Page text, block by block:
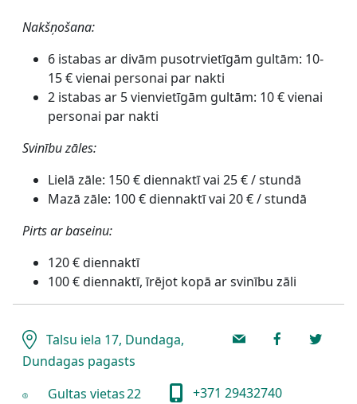
Nakšņošana:
6 istabas ar divām pusotrvietīgām gultām: 10-
15 € vienai personai par nakti
2 istabas ar 5 vienvietīgām gultām: 10 € vienai
personai par nakti
Svinību zāles:
Lielā zāle: 150 € diennaktī vai 25 € / stundā
Mazā zāle: 100 € diennaktī vai 20 € / stundā
Pirts ar baseinu:
120 € diennaktī
100 € diennaktī, īrējot kopā ar svinību zāli
Talsu iela 17, Dundaga,
Dundagas pagasts
Gultas vietas22
+371 29432740